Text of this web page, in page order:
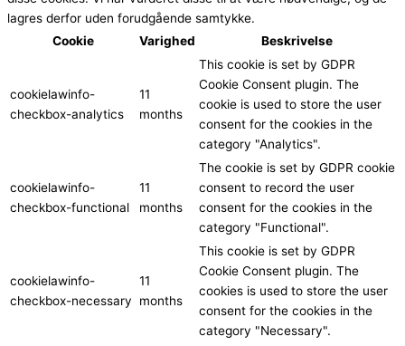
lagres derfor uden forudgående samtykke.
Cookie
Varighed Beskrivelse
cookielawinfo-
checkbox-analytics
11
months
This cookie is set by GDPR
Cookie Consent plugin. The
cookie is used to store the user
consent for the cookies in the
category "Analytics".
cookielawinfo-
checkbox-functional
11
months
The cookie is set by GDPR cookie
consent to record the user
consent for the cookies in the
category "Functional".
cookielawinfo-
checkbox-necessary
11
months
This cookie is set by GDPR
Cookie Consent plugin. The
cookies is used to store the user
consent for the cookies in the
category "Necessary".